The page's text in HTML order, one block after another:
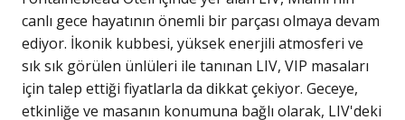
canlı gece hayatının önemli bir parçası olmaya devam
ediyor. İkonik kubbesi, yüksek enerjili atmosferi ve
sık sık görülen ünlüleri ile tanınan LIV, VIP masaları
için talep ettiği fiyatlarla da dikkat çekiyor. Geceye,
etkinliğe ve masanın konumuna bağlı olarak, LIV'deki